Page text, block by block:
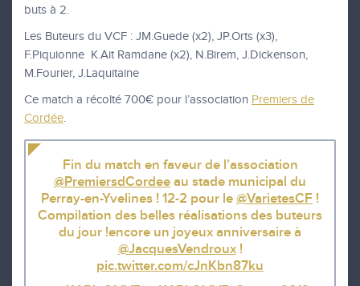
buts à 2.
Les Buteurs du VCF : JM.Guede (x2), JP.Orts (x3),
F.Piquionne K.Ait Ramdane (x2), N.Birem, J.Dickenson,
M.Fourier, J.Laquitaine
Ce match a récolté 700€ pour l’association Premiers de
Cordée.
Fin du match en faveur de l’association
@PremiersdCordee au stade municipal du
Perray-en-Yvelines ! 12-2 pour le @VarietesCF !
Compilation des belles réalisations des buteurs
du jour !encore un joyeux anniversaire à
@JacquesVendroux!
pic.twitter.com/cJnKbn87ku